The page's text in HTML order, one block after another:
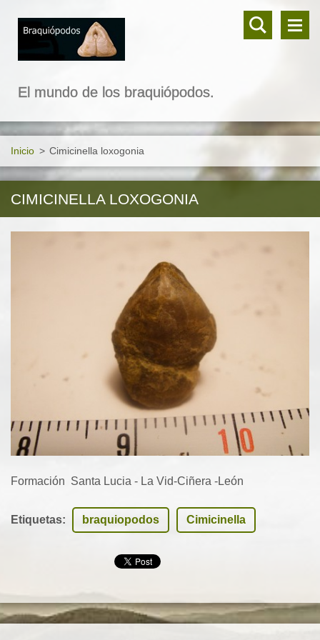
El mundo de los braquiópodos.
Inicio > Cimicinella loxogonia
CIMICINELLA LOXOGONIA
Formación Santa Lucia - La Vid-Ciñera -León
Etiquetas: braquiopodos Cimicinella